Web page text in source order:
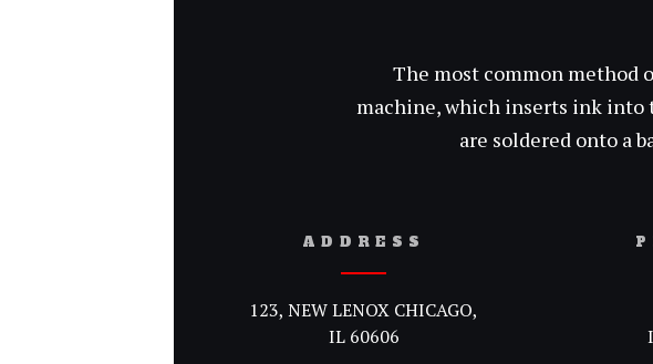
The most common
machine, which inserts ink into
are soldered onto a
ADDRESS
123, NEW LENOX CHICAGO,
IL 60606